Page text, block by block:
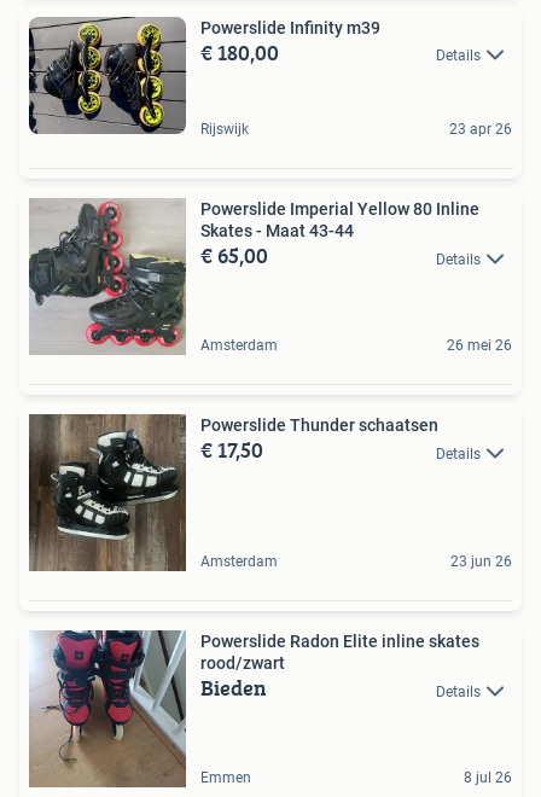
Powerslide Infinity m39
€ 180,00 Details
Rijswijk 23 apr 26
Powerslide Imperial Yellow 80 Inline
Skates - Maat 43-44
€ 65,00 Details
Amsterdam 26 mei 26
Powerslide Thunder schaatsen
€ 17,50 Details
Amsterdam 23 jun 26
Powerslide Radon Elite inline skates
rood/zwart
Bieden Details
Emmen 8 jul 26